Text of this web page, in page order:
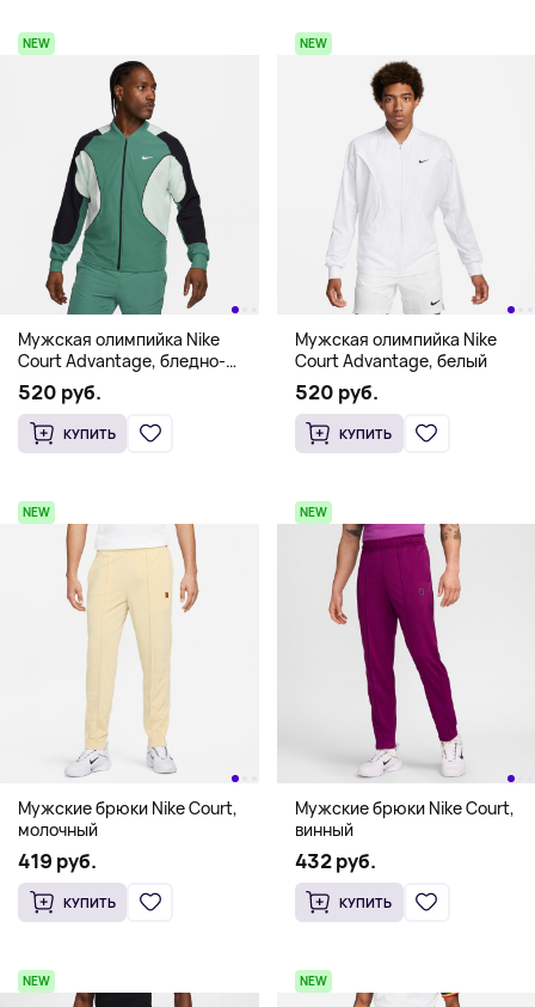
NEW
Мужская олимпийка Nike
Court Advantage, бледно-
зеленый
520 руб.
КУПИТЬ
NEW
Мужская олимпийка Nike
Court Advantage, белый
520 руб.
КУПИТЬ
NEW
Мужские брюки Nike Court,
молочный
419 руб.
КУПИТЬ
NEW
Мужские брюки Nike Court,
винный
432 руб.
КУПИТЬ
NEW NEW